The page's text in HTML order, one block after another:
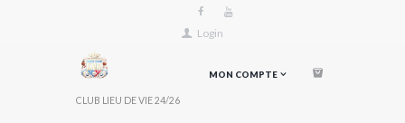
Login
CLUB LIEU DE VIE 24/26
MON COMPTE